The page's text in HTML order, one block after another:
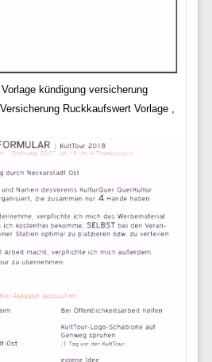
kündigung versicherung
Ruckkaufswert Vorlage ,